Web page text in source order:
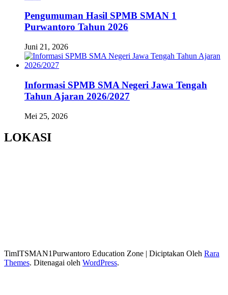
Pengumuman Hasil SPMB SMAN 1
Purwantoro Tahun 2026
Juni 21, 2026
Informasi SPMB SMA Negeri Jawa Tengah
Tahun Ajaran 2026/2027
Mei 25, 2026
LOKASI
TimITSMAN1Purwantoro Education Zone | Diciptakan Oleh Rara
Themes. Ditenagai oleh WordPress.